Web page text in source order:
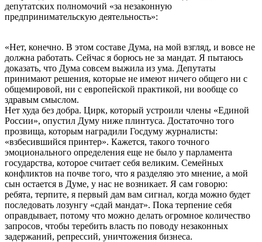
депутатских полномочий «за незаконную
предпринимательскую деятельность»:
«Нет, конечно. В этом составе Дума, на мой взгляд, и вовсе не
должна работать. Сейчас я борюсь не за мандат. Я пытаюсь
доказать, что Дума совсем выжила из ума. Депутаты
принимают решения, которые не имеют ничего общего ни с
общемировой, ни с европейской практикой, ни вообще со
здравым смыслом.
Нет худа без добра. Цирк, который устроили члены «Единой
России», опустил Думу ниже плинтуса. Достаточно того
прозвища, которым наградили Госдуму журналисты:
«взбесившийся принтер». Кажется, такого точного
эмоционального определения еще не было у парламента
государства, которое считает себя великим. Семейных
конфликтов на почве того, что я разделяю это мнение, а мой
сын остается в Думе, у нас не возникает. Я сам говорю:
ребята, терпите, я первый дам вам сигнал, когда можно будет
последовать лозунгу «сдай мандат». Пока терпение себя
оправдывает, потому что можно делать огромное количество
запросов, чтобы теребить власть по поводу незаконных
задержаний, репрессий, уничтожения бизнеса.